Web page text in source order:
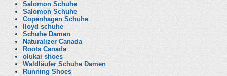
Salomon Schuhe
Salomon Schuhe
Copenhagen Schuhe
lloyd schuhe
Schuhe Damen
Naturalizer Canada
Roots Canada
olukai shoes
Waldläufer Schuhe Damen
Running Shoes